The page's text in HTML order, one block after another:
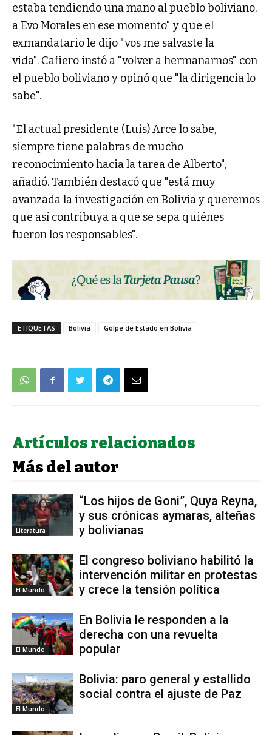
estaba tendiendo una mano al pueblo boliviano,
a Evo Morales en ese momento" y que el
exmandatario le dijo "vos me salvaste la
vida". Cafiero instó a "volver a hermanarnos" con
el pueblo boliviano y opinó que "la dirigencia lo
sabe".
"El actual presidente (Luis) Arce lo sabe,
siempre tiene palabras de mucho
reconocimiento hacia la tarea de Alberto",
añadió. También destacó que "está muy
avanzada la investigación en Bolivia y queremos
que así contribuya a que se sepa quiénes
fueron los responsables".
ETIQUETAS Bolivia Golpe de Estado en Bolivia
Artículos relacionados
Más del autor
Literatura
“Los hijos de Goni”, Quya Reyna,
y sus crónicas aymaras, alteñas
y bolivianas
El Mundo
El congreso boliviano habilitó la
intervención militar en protestas
y crece la tensión política
El Mundo
En Bolivia le responden a la
derecha con una revuelta
popular
El Mundo
Bolivia: paro general y estallido
social contra el ajuste de Paz